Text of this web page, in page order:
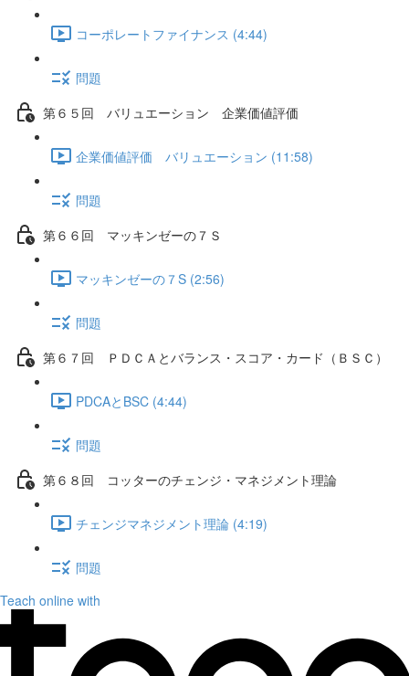
コーポレートファイナンス (4:44)
問題
第６５回 バリュエーション 企業価値評価
企業価値評価 バリュエーション (11:58)
問題
第６６回 マッキンゼーの７Ｓ
マッキンゼーの７S (2:56)
問題
第６７回 ＰＤＣＡとバランス・スコア・カード（ＢＳＣ）
PDCAとBSC (4:44)
問題
第６８回 コッターのチェンジ・マネジメント理論
チェンジマネジメント理論 (4:19)
問題
Teach online with